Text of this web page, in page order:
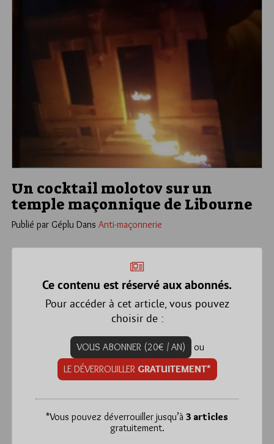
Un cocktail molotov sur un
temple maçonnique de Libourne
Publié par Géplu Dans Anti-maçonnerie
Ce contenu est réservé aux abonnés.
Pour accéder à cet article, vous pouvez
choisir de :
VOUS ABONNER (20€ / AN)
ou
LE DÉVERROUILLER GRATUITEMENT*
*Vous pouvez déverrouiller jusqu’à 3 articles
gratuitement.